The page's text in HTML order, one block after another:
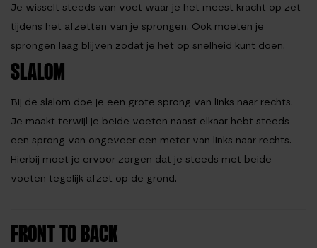
Je wisselt steeds van voet waar je het meest kracht op zet
tijdens het afzetten van je sprongen. Ook moeten je
sprongen laag blijven zodat je het op snelheid kunt doen.
SLALOM
Bij de slalom doe je een grote sprong van links naar rechts.
Je maakt terwijl je beide voeten naast elkaar hebt steeds
een sprong van ongeveer een meter van links naar rechts.
Hierbij moet je ervoor zorgen dat je steeds met beide
voeten tegelijk afzet op de grond.
FRONT TO BACK